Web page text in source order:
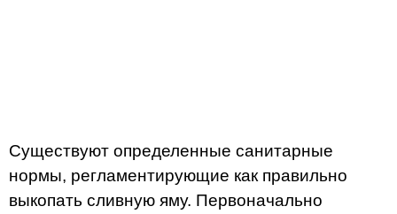
Существуют определенные санитарные
нормы, регламентирующие как правильно
выкопать сливную яму. Первоначально